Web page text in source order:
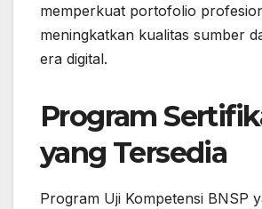
memperkuat portofolio
meningkatkan kualitas sumber
era digital.
Program
yang Tersedia
Program Uji Kompetensi BNSP